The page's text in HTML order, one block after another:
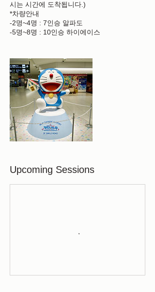
시는 시간에 도착됩니다.)
*차량안내
-2명~4명 : 7인승 알파도
-5명~8명 : 10인승 하이에이스
Upcoming Sessions